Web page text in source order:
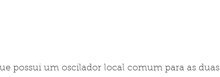
possui um oscilador local comum para as duas